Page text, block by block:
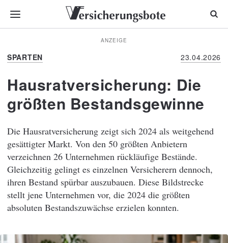
ANZEIGE
SPARTEN 23.04.2026
Hausratversicherung: Die
größten Bestandsgewinne
Die Hausratversicherung zeigt sich 2024 als weitgehend
gesättigter Markt. Von den 50 größten Anbietern
verzeichnen 26 Unternehmen rückläufige Bestände.
Gleichzeitig gelingt es einzelnen Versicherern dennoch,
ihren Bestand spürbar auszubauen. Diese Bildstrecke
stellt jene Unternehmen vor, die 2024 die größten
absoluten Bestandszuwächse erzielen konnten.